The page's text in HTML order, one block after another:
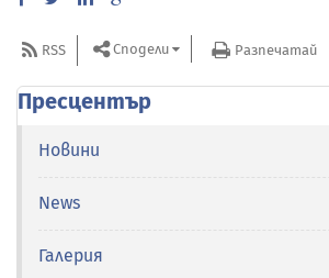
RSS Сподели Разпечатай
Пресцентър
Новини
News
Галерия